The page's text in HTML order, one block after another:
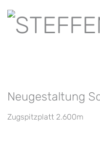
Neugestaltung
Zugspitzplatt 2.600m